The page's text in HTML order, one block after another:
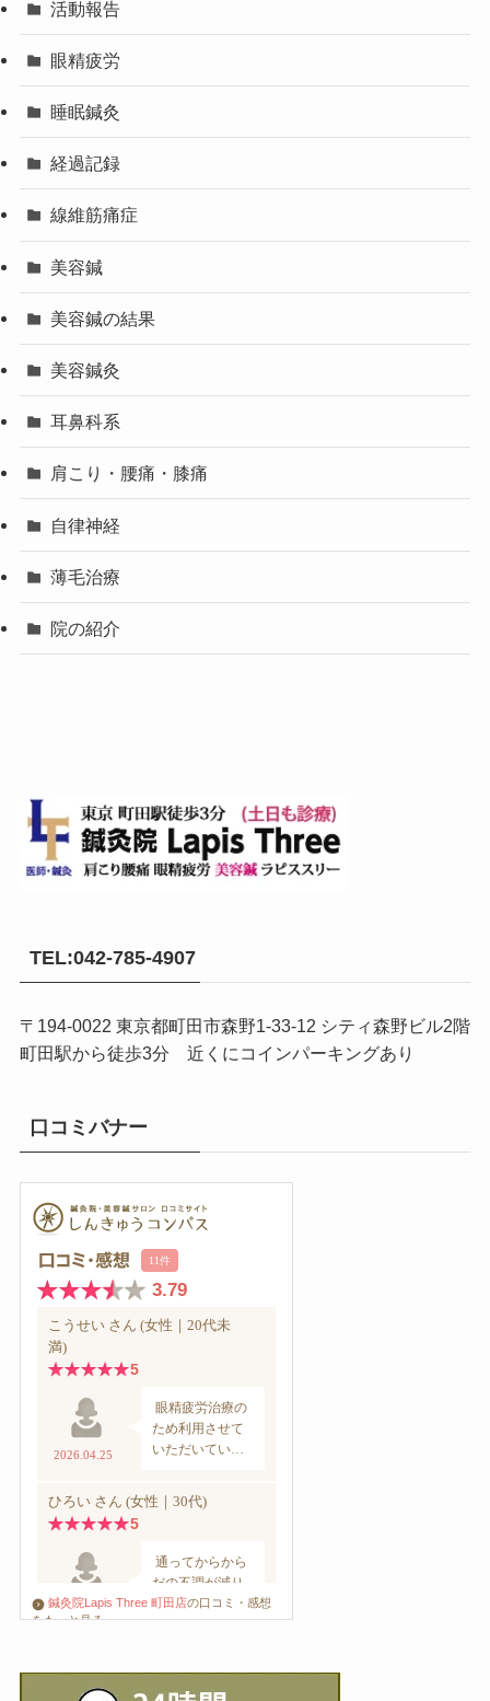
活動報告
眼精疲労
睡眠鍼灸
経過記録
線維筋痛症
美容鍼
美容鍼の結果
美容鍼灸
耳鼻科系
肩こり・腰痛・膝痛
自律神経
薄毛治療
院の紹介
TEL:042-785-4907
〒194-0022 東京都町田市森野1-33-12 シティ森野ビル2階
町田駅から徒歩3分 近くにコインパーキングあり
口コミバナー
鍼灸院Lapis Three 町田店の口コミ・感想
をもっと見る